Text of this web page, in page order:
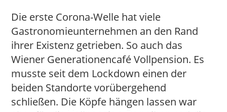
Die erste Corona-Welle hat viele
Gastronomieunternehmen an den Rand
ihrer Existenz getrieben. So auch das
Wiener Generationencafé Vollpension. Es
musste seit dem Lockdown einen der
beiden Standorte vorübergehend
schließen. Die Köpfe hängen lassen war